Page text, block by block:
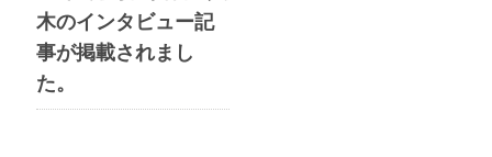
木のインタビュー記
事が掲載されまし
た。